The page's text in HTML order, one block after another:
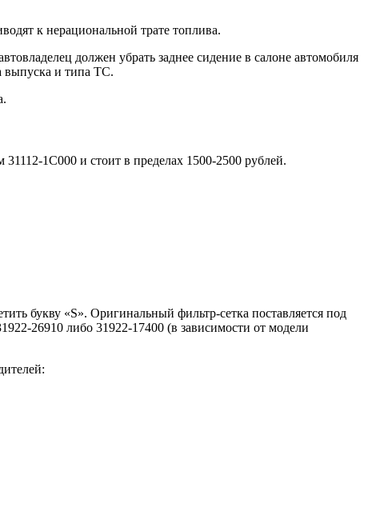
к нерациональной трате топлива.
должен убрать заднее сидение в салоне автомобиля
выпуска и типа ТС.
1C000 и стоит в пределах 1500-2500 рублей.
букву «S». Оригинальный фильтр-сетка поставляется под
26910 либо 31922-17400 (в зависимости от модели